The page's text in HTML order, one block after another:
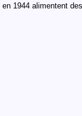
en 1944 alimentent